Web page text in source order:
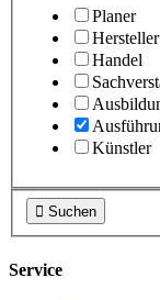
Planer
Hersteller
Handel
Künstler
 Suchen
Service